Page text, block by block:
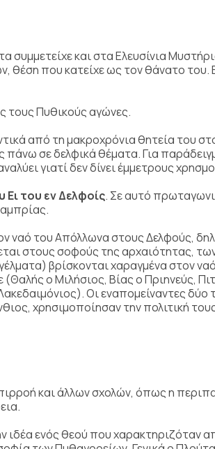
και στα Ελευσίνια
θέση που κατείχε ως τον θάνατο του.
τους Πυθικούς αγώνες.
από τη μακροχρόνια θητεία του
πάνω σε δελφικά θέματα. Για
γιατί δεν δίνει έμμετρους
Ει του εν Δελφοίς. Σε αυτό
ναό του Απόλλωνα στους Δελφούς,
στους σοφούς της αρχαιότητας,
βρίσκονται χαραγμένα στον
ο Μιλήσιος, Βίας ο Πριηνεύς,
Οι εναπομείναντες δύο
χρησιμοποίησαν την πολιτική
και άλλων σχολών, όπως η
ιδέα ενός θεού που χαρακτηριζόταν